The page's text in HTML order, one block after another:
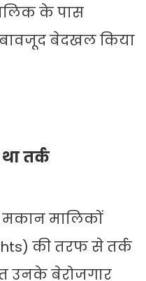
के पास
बावजूद बेदखल किया
तर्क
मकान मालिकों
की तरफ से तर्क
उनके बेरोजगार